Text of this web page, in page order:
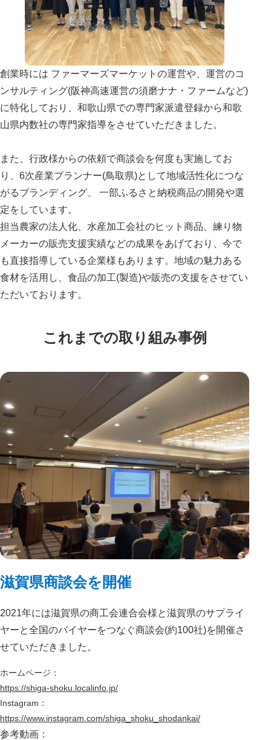
創業時には ファーマーズマーケットの運営や、運営のコ
ンサルティング(阪神高速運営の須磨ナナ・ファームなど)
に特化しており、和歌山県での専門家派遣登録から和歌
山県内数社の専門家指導をさせていただきました。
また、行政様からの依頼で商談会を何度も実施してお
り、6次産業プランナー(鳥取県)として地域活性化につな
がるブランディング、 一部ふるさと納税商品の開発や選
定をしています。
担当農家の法人化、水産加工会社のヒット商品、練り物
メーカーの販売支援実績などの成果をあげており、今で
も直接指導している企業様もあります。地域の魅力ある
食材を活用し、食品の加工(製造)や販売の支援をさせてい
ただいております。
これまでの取り組み事例
滋賀県商談会を開催
2021年には滋賀県の商工会連合会様と滋賀県のサプライ
ヤーと全国のバイヤーをつなぐ商談会(約100社)を開催さ
せていただきました。
ホームページ：
https://shiga-shoku.localinfo.jp/
Instagram：
https://www.instagram.com/shiga_shoku_shodankai/
参考動画：